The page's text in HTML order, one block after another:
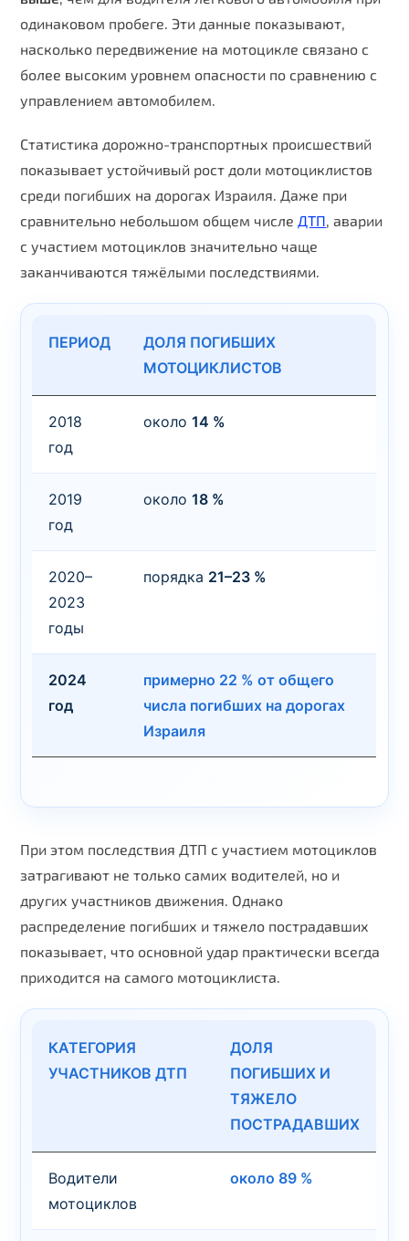
одинаковом пробеге. Эти данные показывают,
насколько передвижение на мотоцикле связано с
более высоким уровнем опасности по сравнению с
управлением автомобилем.
Статистика дорожно-транспортных происшествий
показывает устойчивый рост доли мотоциклистов
среди погибших на дорогах Израиля. Даже при
сравнительно небольшом общем числеДТП, аварии
с участием мотоциклов значительно чаще
заканчиваются тяжёлыми последствиями.
ПЕРИОД
ДОЛЯ ПОГИБШИХ
МОТОЦИКЛИСТОВ
2018
год
около14 %
2019
год
около18 %
2020–
2023
годы
порядка 21–23 %
2024
год
примерно 22 % от общего
числа погибших на дорогах
Израиля
При этом последствия ДТП с участием мотоциклов
затрагивают не только самих водителей, но и
других участников движения. Однако
распределение погибших и тяжело пострадавших
показывает, что основной удар практически всегда
приходится на самого мотоциклиста.
КАТЕГОРИЯ
УЧАСТНИКОВ ДТП
ДОЛЯ
ПОГИБШИХ И
ТЯЖЕЛО
ПОСТРАДАВШИХ
Водители
мотоциклов
около 89 %